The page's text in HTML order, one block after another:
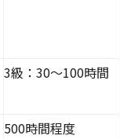
3級：30～100時間
500時間程度